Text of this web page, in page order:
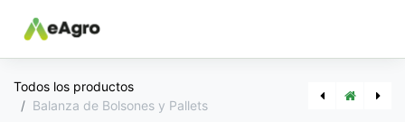
Todos los productos
Balanza de Bolsones y Pallets